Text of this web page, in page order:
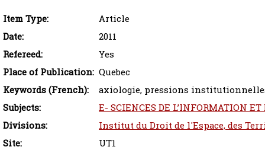
Item Type:
Article
Date:
2011
Refereed:
Yes
Place of Publication: Quebec
Keywords (French):
axiologie, pressions
Subjects:
E- SCIENCES DE L’INFORMATION
Divisions:
Institut du Droit de l'Espace, des
Site:
UT1